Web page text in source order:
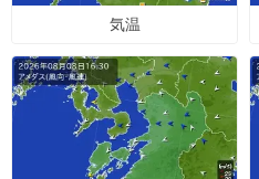
気温